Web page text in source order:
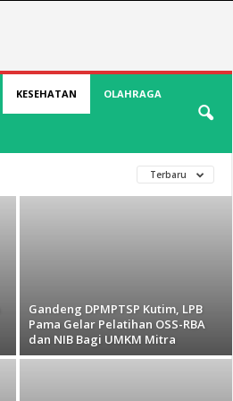
KESEHATAN OLAHRAGA
Terbaru
Gandeng DPMPTSP Kutim, LPB
Pama Gelar Pelatihan OSS-RBA
dan NIB Bagi UMKM Mitra